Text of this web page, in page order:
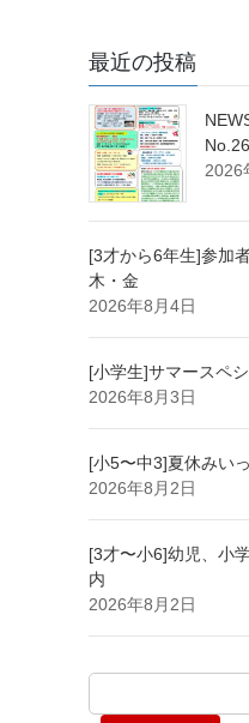
最近の投稿
2026
[3才から6年生]参加
木・金
2026年8月4日
[小学生]サマースペ
2026年8月3日
[小5〜中3]夏休みい
2026年8月2日
[3才〜小6]幼児、小
内
2026年8月2日